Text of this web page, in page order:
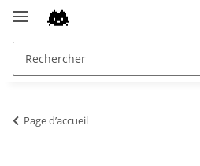
Page d’accueil